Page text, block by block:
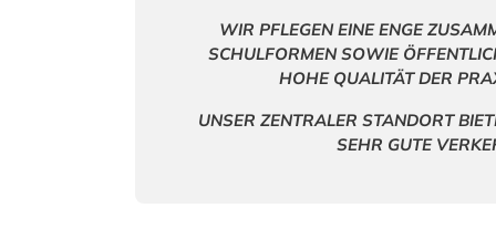
WIR PFLEGEN EINE ENGE
SCHULFORMEN SOWIE
HOHE QUALITÄT DER
UNSER ZENTRALER STANDORT
SEHR GUTE